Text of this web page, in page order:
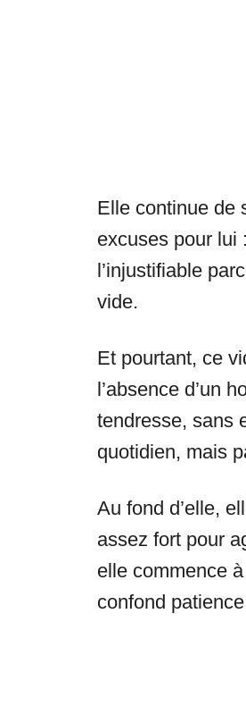
Elle continue de
excuses pour lui
l’injustifiable
vide.
Et pourtant, ce
l’absence d’un
tendresse, sans
quotidien, mais
Au fond d’elle,
assez fort pour
elle commence
confond